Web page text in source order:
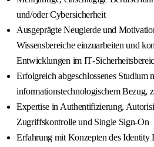
und/oder Cybersicherheit
Ausgeprägte Neugierde und
Wissensbereiche einzuarbeiten und
Entwicklungen im
Erfolgreich abgeschlossenes Studium
informationstechnologischem Bezug,
Expertise in Authentifizierung,
Zugriffskontrolle und Single Sign‑On
Erfahrung mit Konzepten des Identity